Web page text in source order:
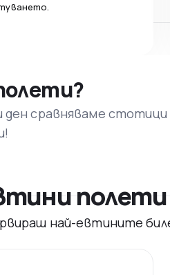
ден сравняваме
най-евтините